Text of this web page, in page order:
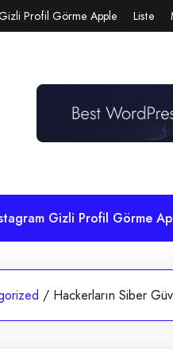
Profil Görme Apple Liste
Gizli Profil Görme
/ Hackerların Siber